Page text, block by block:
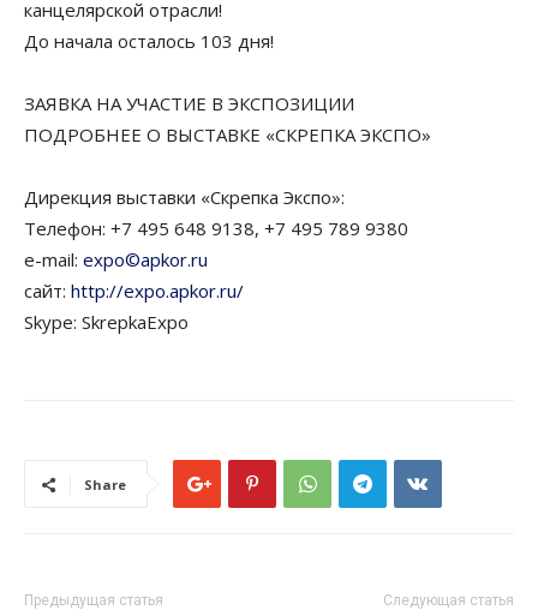
канцелярской отрасли!
До начала осталось 103 дня!
ЗАЯВКА НА УЧАСТИЕ В ЭКСПОЗИЦИИ
ПОДРОБНЕЕ О ВЫСТАВКЕ «СКРЕПКА ЭКСПО»
Дирекция выставки «Скрепка Экспо»:
Телефон: +7 495 648 9138, +7 495 789 9380
e-mail: expo©apkor.ru
сайт: http://expo.apkor.ru/
Skype: SkrepkaExpo
Share
Предыдущая статья Следующая статья